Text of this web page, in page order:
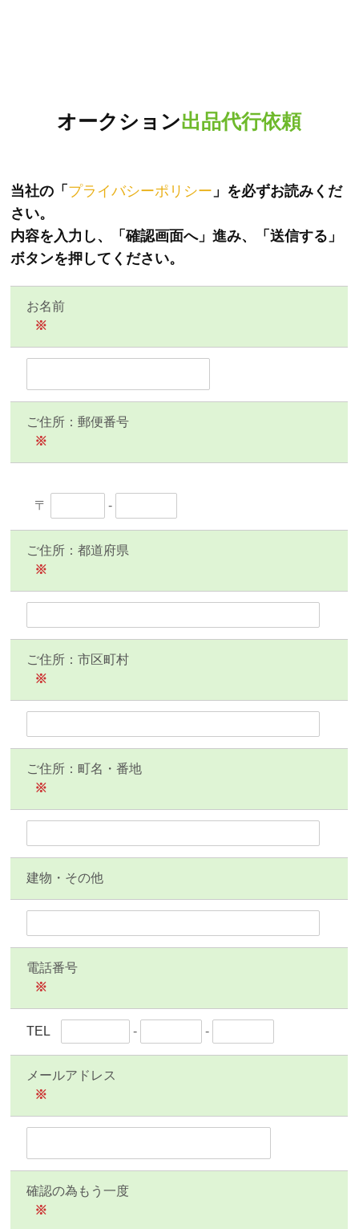
オークション出品代行依頼
当社の「 プライバシーポリシー 」を必ずお読みくだ
さい。
内容を入力し、「確認画面へ」進み、「送信する」
ボタンを押してください。
お名前
※
ご住所：郵便番号
※
〒 -
ご住所：都道府県
※
ご住所：市区町村
※
ご住所：町名・番地
※
建物・その他
電話番号
※
TEL - -
メールアドレス
※
確認の為もう一度
※